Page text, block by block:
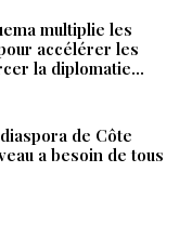
multiplie les
accélérer les
la diplomatie
de Côte
a besoin de tous